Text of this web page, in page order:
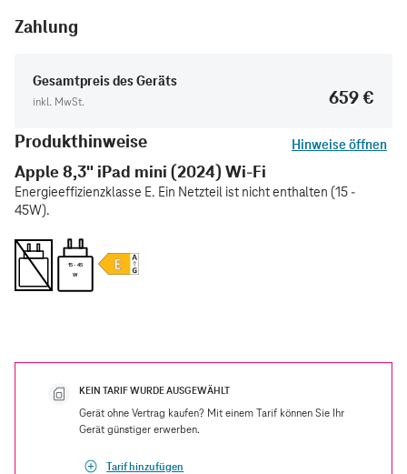
Zahlung
Gesamtpreis des Geräts
inkl. MwSt.
659 €
Produkthinweise
Hinweise öffnen
Apple 8,3" iPad mini (2024) Wi-Fi
Energieeffizienzklasse E. Ein Netzteil ist nicht enthalten (15 -
45W).
15 - 45
W
KEIN TARIF WURDE AUSGEWÄHLT
Gerät ohne Vertrag kaufen? Mit einem Tarif können Sie Ihr
Gerät günstiger erwerben.
Tarif hinzufügen